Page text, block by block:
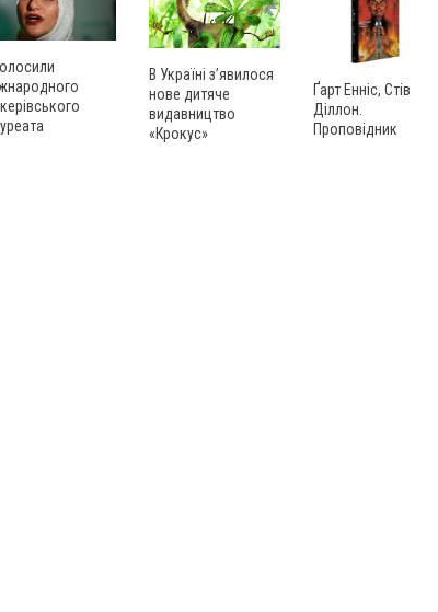
В Україні з’явилося
нове дитяче
видавництво
«Крокус»
Ґарт Енніс, Стів
Діллон.
Проповідник